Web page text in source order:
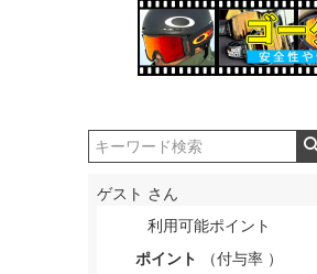
ゲスト さん
利用可能ポイント
ポイント
（付与率 ）